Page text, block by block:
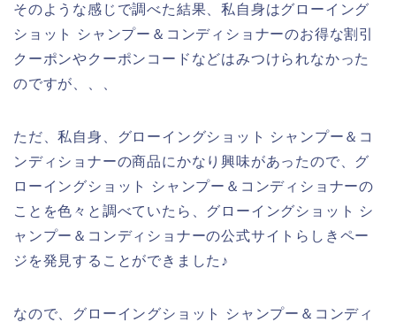
そのような感じで調べた結果、私自身はグローイング
ショット シャンプー＆コンディショナーのお得な割引
クーポンやクーポンコードなどはみつけられなかった
のですが、、、
ただ、私自身、グローイングショット シャンプー＆コ
ンディショナーの商品にかなり興味があったので、グ
ローイングショット シャンプー＆コンディショナーの
ことを色々と調べていたら、グローイングショット シ
ャンプー＆コンディショナーの公式サイトらしきペー
ジを発見することができました♪
なので、グローイングショット シャンプー＆コンディ